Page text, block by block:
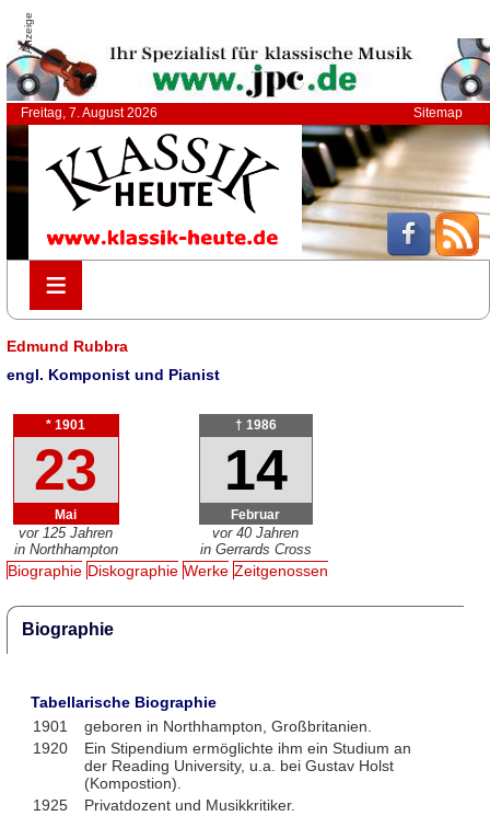
Anzeige
Freitag, 7. August 2026 Sitemap
≡
≡
Edmund Rubbra
engl. Komponist und Pianist
* 1901
23
Mai
vor 125 Jahren
in Northhampton
† 1986
14
Februar
vor 40 Jahren
in Gerrards Cross
Biographie Diskographie Werke Zeitgenossen
Biographie
Tabellarische Biographie
1901
geboren in Northhampton, Großbritanien.
1920
Ein Stipendium ermöglichte ihm ein Studium an
der Reading University, u.a. bei Gustav Holst
(Kompostion).
1925
Privatdozent und Musikkritiker.